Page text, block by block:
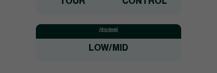
Hcp-level:
LOW/MID